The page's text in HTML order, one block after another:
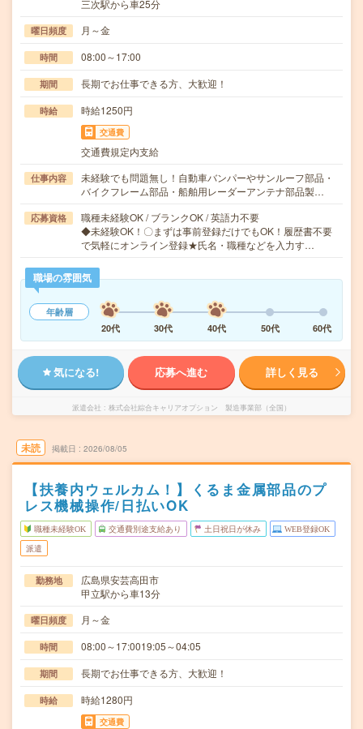
三次駅から車25分
曜日頻度 月～金
時間 08:00～17:00
期間 長期でお仕事できる方、大歓迎！
時給 時給1250円
交通費
交通費規定内支給
仕事内容
未経験でも問題無し！自動車バンパーやサンルーフ部品・
バイクフレーム部品・船舶用レーダーアンテナ部品製…
応募資格
職種未経験OK / ブランクOK / 英語力不要
◆未経験OK！〇まずは事前登録だけでもOK！履歴書不要
で気軽にオンライン登録★氏名・職種などを入力す…
職場の雰囲気
年齢層
20代
30代 40代 50代 60代
気になる! 応募へ進む 詳しく見る
派遣会社 株式会社綜合キャリアオプション 製造事業部（全国）
未読 掲載日 2026/08/05
【扶養内ウェルカム！】くるま金属部品のプ
レス機械操作/日払いOK
職種未経験OK 交通費別途支給あり 土日祝日が休み WEB登録OK
派遣
勤務地
広島県安芸高田市
甲立駅から車13分
曜日頻度 月～金
時間 08:00～17:0019:05～04:05
期間 長期でお仕事できる方、大歓迎！
時給 時給1280円
交通費